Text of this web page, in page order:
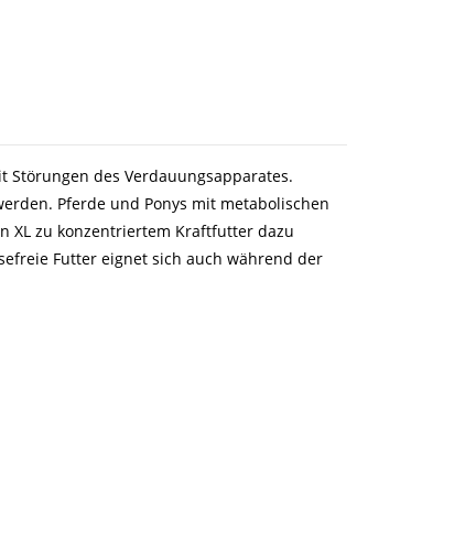
des Verdauungsapparates.
Pferde und Ponys mit metabolischen
XL zu konzentriertem Kraftfutter dazu
Futter eignet sich auch während der